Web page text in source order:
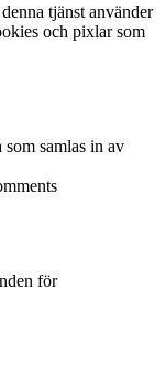
tjänst använder
och pixlar som
som samlas in av
för